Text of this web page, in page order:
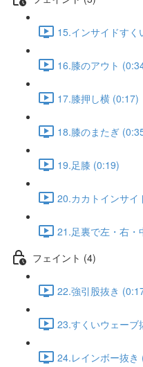
15.インサイドす
16.膝のアウト
17.膝押し横 (0:17)
18.膝のまたぎ
19.足膝 (0:19)
20.カカトインサイ
21.足裏で左・右・
フェイント (4)
22.強引股抜き
23.すくいウェーブ
24.レインボー抜き